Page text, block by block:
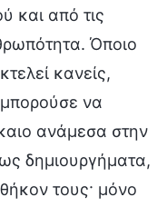
και από τις
Όποιο
κανείς,
μπορούσε να
ανάμεσα στην
δημιουργήματα,
τους· μόνο